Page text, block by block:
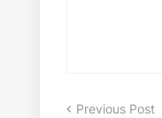
Previous Post